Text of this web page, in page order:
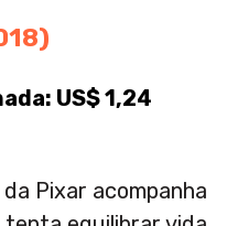
US$ 1,24
Pixar acompanha